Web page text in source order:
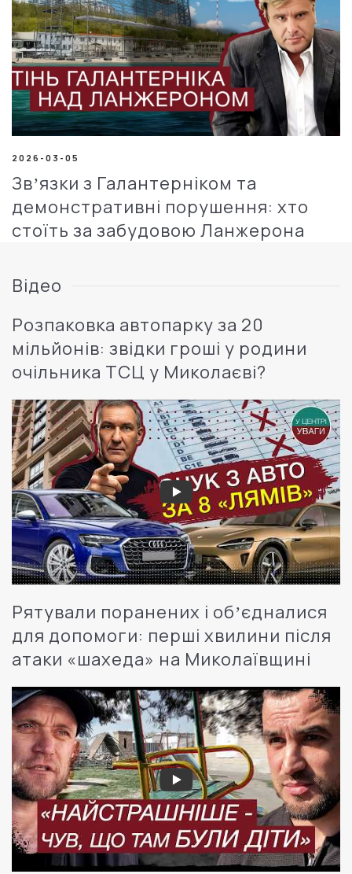
2026-03-05
Звʼязки з Галантерніком та
демонстративні порушення: хто
стоїть за забудовою Ланжерона
Відео
Розпаковка автопарку за 20
мільйонів: звідки гроші у родини
очільника ТСЦ у Миколаєві?
Рятували поранених і обʼєдналися
для допомоги: перші хвилини після
атаки «шахеда» на Миколаївщині